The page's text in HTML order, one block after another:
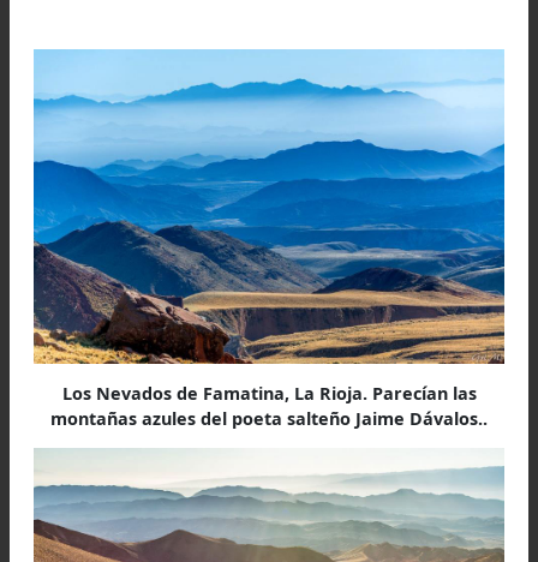
acampar muy temprano, las ráfagas eran
intensas que desequilibraban nuestras
mochilas y era imposible estar en pie. Esa
la siguiente nos refugiamos al borde este del
en plataformas esmeradamente
escasos metros arriba, el grave y
estruendo contra las rocas nos planteaba
lo necesario por la mejoría del clima, con
incertidumbre hasta cuánto duraría ese clima,
que el agosto había llegado muy seco y el
escaseaba. Solo contábamos con unos
pedazos de hielo para derretir, y sentimos
más la hostilidad del clima cuando la
tempestad terminó dañando seriamente el
techo de una de nuestras carpas.